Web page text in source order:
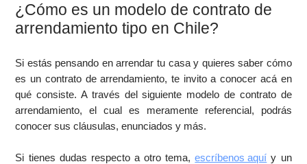
¿Cómo es un modelo de contrato de
arrendamiento tipo en Chile?
Si estás pensando en arrendar tu casa y quieres saber cómo
es un contrato de arrendamiento, te invito a conocer acá en
qué consiste. A través del siguiente modelo de contrato de
arrendamiento, el cual es meramente referencial, podrás
conocer sus cláusulas, enunciados y más.
Si tienes dudas respecto a otro tema,escríbenos aquí y un